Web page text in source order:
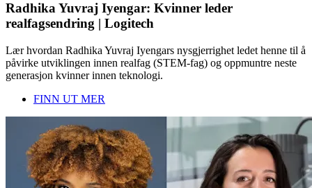
Radhika Yuvraj Iyengar: Kvinner leder
realfagsendring | Logitech
Lær hvordan Radhika Yuvraj Iyengars nysgjerrighet ledet henne til å
påvirke utviklingen innen realfag (STEM-fag) og oppmuntre neste
generasjon kvinner innen teknologi.
FINN UT MER